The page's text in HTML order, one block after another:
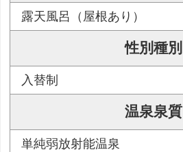
露天風呂（屋根あり）
性別種別
入替制
温泉泉質
単純弱放射能温泉